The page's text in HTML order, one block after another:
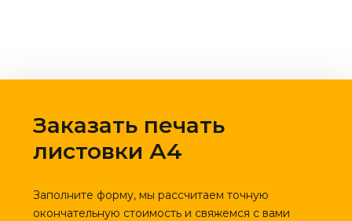
Заказать печать
листовки А4
Заполните форму, мы рассчитаем точную
окончательную стоимость и свяжемся с вами